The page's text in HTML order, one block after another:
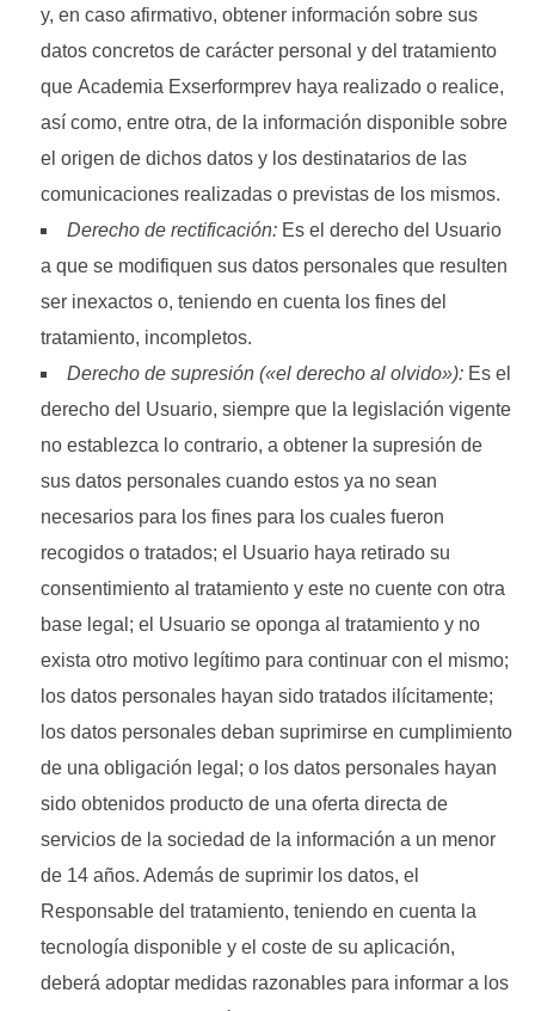
y, en caso afirmativo, obtener información sobre sus
datos concretos de carácter personal y del tratamiento
que Academia Exserformprev haya realizado o realice,
así como, entre otra, de la información disponible sobre
el origen de dichos datos y los destinatarios de las
comunicaciones realizadas o previstas de los mismos.
Derecho de rectificación:Es el derecho del Usuario
a que se modifiquen sus datos personales que resulten
ser inexactos o, teniendo en cuenta los fines del
tratamiento, incompletos.
Derecho de supresión («el derecho al olvido»):Es el
derecho del Usuario, siempre que la legislación vigente
no establezca lo contrario, a obtener la supresión de
sus datos personales cuando estos ya no sean
necesarios para los fines para los cuales fueron
recogidos o tratados; el Usuario haya retirado su
consentimiento al tratamiento y este no cuente con otra
base legal; el Usuario se oponga al tratamiento y no
exista otro motivo legítimo para continuar con el mismo;
los datos personales hayan sido tratados ilícitamente;
los datos personales deban suprimirse en cumplimiento
de una obligación legal; o los datos personales hayan
sido obtenidos producto de una oferta directa de
servicios de la sociedad de la información a un menor
de 14 años. Además de suprimir los datos, el
Responsable del tratamiento, teniendo en cuenta la
tecnología disponible y el coste de su aplicación,
deberá adoptar medidas razonables para informar a los